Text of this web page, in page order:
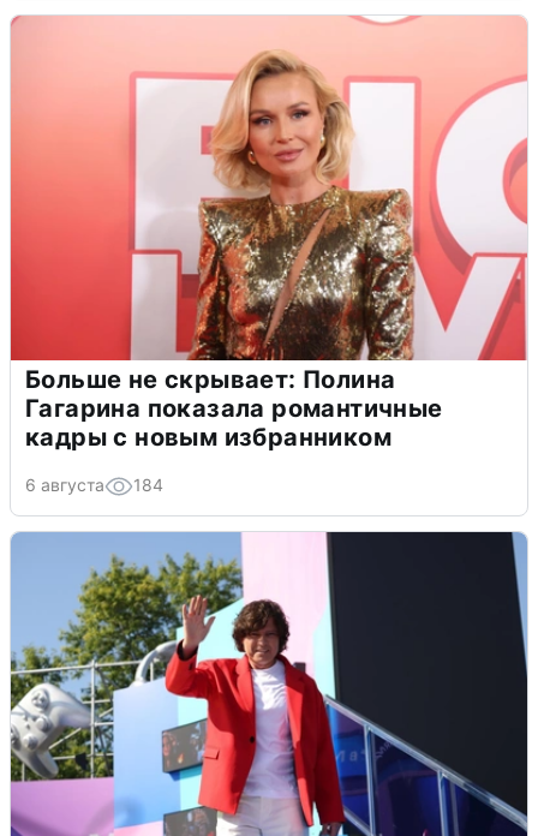
Больше не скрывает: Полина
Гагарина показала романтичные
кадры с новым избранником
6 августа 184